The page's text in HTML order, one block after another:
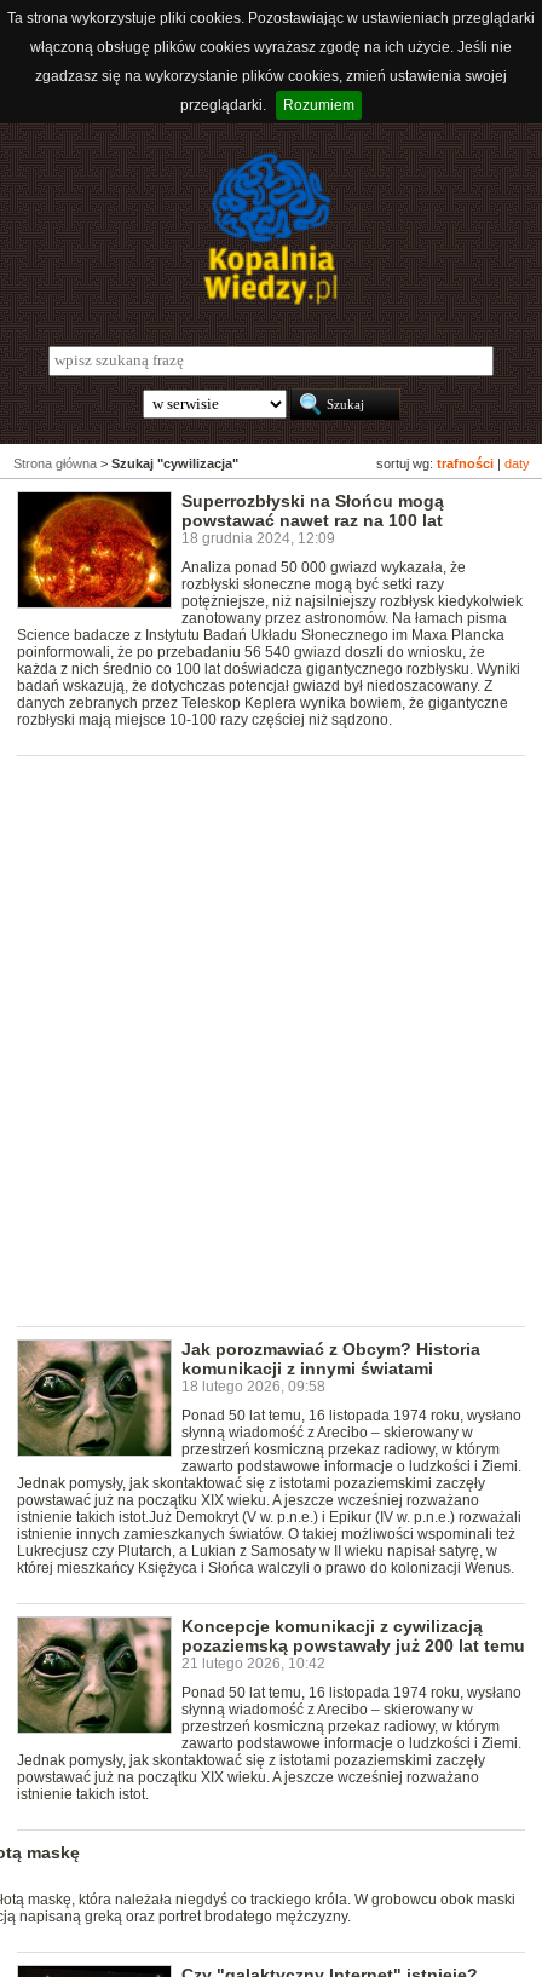
Ta strona wykorzystuje pliki cookies. Pozostawiając w ustawieniach przeglądarki
włączoną obsługę plików cookies wyrażasz zgodę na ich użycie. Jeśli nie
zgadzasz się na wykorzystanie plików cookies, zmień ustawienia swojej
przeglądarki.
Rozumiem
sortuj wg: trafności daty
Strona główna > Szukaj "cywilizacja"
Superrozbłyski na Słońcu mogą
powstawać nawet raz na 100 lat
18 grudnia 2024, 12:09
Analiza ponad 50 000 gwiazd wykazała, że
rozbłyski słoneczne mogą być setki razy
potężniejsze, niż najsilniejszy rozbłysk kiedykolwiek
zanotowany przez astronomów. Na łamach pisma
Science badacze z Instytutu Badań Układu Słonecznego im Maxa Plancka
poinformowali, że po przebadaniu 56 540 gwiazd doszli do wniosku, że
każda z nich średnio co 100 lat doświadcza gigantycznego rozbłysku. Wyniki
badań wskazują, że dotychczas potencjał gwiazd był niedoszacowany. Z
danych zebranych przez Teleskop Keplera wynika bowiem, że gigantyczne
rozbłyski mają miejsce 10-100 razy częściej niż sądzono.
Jak porozmawiać z Obcym? Historia
komunikacji z innymi światami
18 lutego 2026, 09:58
Ponad 50 lat temu, 16 listopada 1974 roku, wysłano
słynną wiadomość z Arecibo – skierowany w
przestrzeń kosmiczną przekaz radiowy, w którym
zawarto podstawowe informacje o ludzkości i Ziemi.
Jednak pomysły, jak skontaktować się z istotami pozaziemskimi zaczęły
powstawać już na początku XIX wieku. A jeszcze wcześniej rozważano
istnienie takich istot.Już Demokryt (V w. p.n.e.) i Epikur (IV w. p.n.e.) rozważali
istnienie innych zamieszkanych światów. O takiej możliwości wspominali też
Lukrecjusz czy Plutarch, a Lukian z Samosaty w II wieku napisał satyrę, w
której mieszkańcy Księżyca i Słońca walczyli o prawo do kolonizacji Wenus.
Koncepcje komunikacji z cywilizacją
pozaziemską powstawały już 200 lat temu
21 lutego 2026, 10:42
Ponad 50 lat temu, 16 listopada 1974 roku, wysłano
słynną wiadomość z Arecibo – skierowany w
przestrzeń kosmiczną przekaz radiowy, w którym
zawarto podstawowe informacje o ludzkości i Ziemi.
Jednak pomysły, jak skontaktować się z istotami pozaziemskimi zaczęły
powstawać już na początku XIX wieku. A jeszcze wcześniej rozważano
istnienie takich istot.
maskę
maskę, która należała niegdyś co trackiego króla. W grobowcu obok maski
napisaną greką oraz portret brodatego mężczyzny.